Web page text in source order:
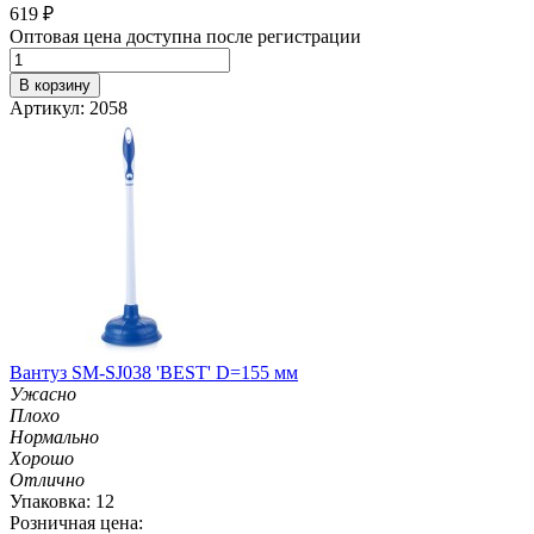
619 ₽
Оптовая цена доступна после регистрации
В корзину
Артикул: 2058
Вантуз SM-SJ038 'BEST' D=155 мм
Ужасно
Плохо
Нормально
Хорошо
Отлично
Упаковка: 12
Розничная цена: